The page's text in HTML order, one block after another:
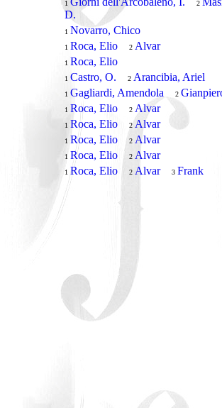
1 2
D.
1 Novarro, Chico
1 Roca, Elio 2 Alvar
1 Roca, Elio
1 Castro, O. 2 Arancibia, Ariel
1 Gagliardi, Amendola 2
1 Roca, Elio 2 Alvar
1 Roca, Elio 2 Alvar
1 Roca, Elio 2 Alvar
1 Roca, Elio 2 Alvar
1 Roca, Elio 2 Alvar 3 Frank